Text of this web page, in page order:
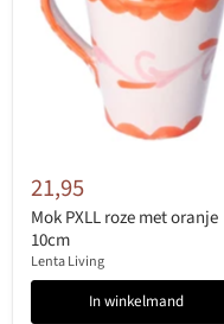
21,95
Mok PXLL roze met oranje
10cm
Lenta Living
In winkelmand